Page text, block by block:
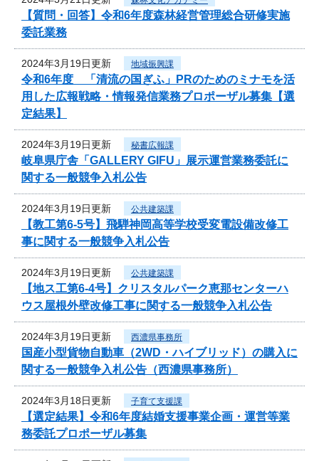
【質問・回答】令和6年度森林経営管理総合研修実施
委託業務
2024年3月19日更新 地域振興課
令和6年度 「清流の国ぎふ」PRのためのミナモを活
用した広報戦略・情報発信業務プロポーザル募集【選
定結果】
2024年3月19日更新 秘書広報課
岐阜県庁舎「GALLERY GIFU」展示運営業務委託に
関する一般競争入札公告
2024年3月19日更新 公共建築課
【教工第6-5号】飛騨神岡高等学校受変電設備改修工
事に関する一般競争入札公告
2024年3月19日更新 公共建築課
【地ス工第6-4号】クリスタルパーク恵那センターハ
ウス屋根外壁改修工事に関する一般競争入札公告
2024年3月19日更新 西濃県事務所
国産小型貨物自動車（2WD・ハイブリッド）の購入に
関する一般競争入札公告（西濃県事務所）
2024年3月18日更新 子育て支援課
【選定結果】令和6年度結婚支援事業企画・運営等業
務委託プロポーザル募集